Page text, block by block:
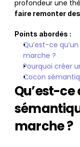
faire remonter
Points abordés :
Qu’est-ce
marche ?
Pourquoi créer
Cocon
Qu’est-ce
marche ?